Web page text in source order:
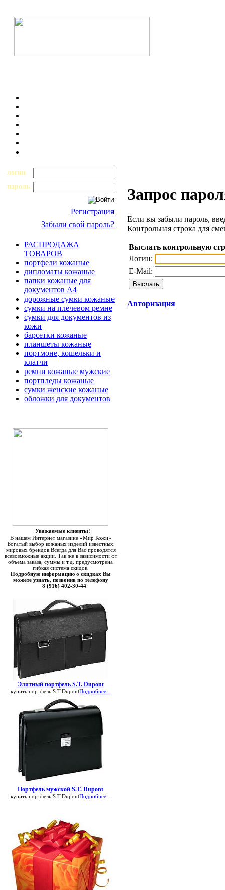
логин
пароль
Регистрация
Забыли свой пароль?
РАСПРОДАЖА
ТОВАРОВ
портфели кожаные
дипломаты кожаные
папки кожаные для
документов А4
дорожные сумки кожаные
сумки на плечевом ремне
сумки для документов из
кожи
барсетки кожаные
планшеты кожаные
портмоне, кошельки и
клатчи
ремни кожаные мужские
портпледы кожаные
сумки женские кожаные
обложки для документов
Уважаемые клиенты!
В нашем Интернет магазине «Мир Кожи»
Богатый выбор кожаных изделий известных
мировых брендов.Всегда для Вас проводятся
всевозможные акции. Так же в зависимости от
объема заказа, суммы и т.д. предусмотрена
гибкая система скидок.
Подробную информацию о скидках Вы
можете узнать, позвонив по телефону
8 (916) 402-30-44
Элитный портфель S.T. Dupont
купить портфель S.T.DupontПодробнее...
Портфель мужской S.T. Dupont
купить портфель S.T.DupontПодробнее...
Запрос
Если вы забыли пароль,
Контрольная строка для
Выслать контрольную
Логин:
E-Mail:
Авторизация